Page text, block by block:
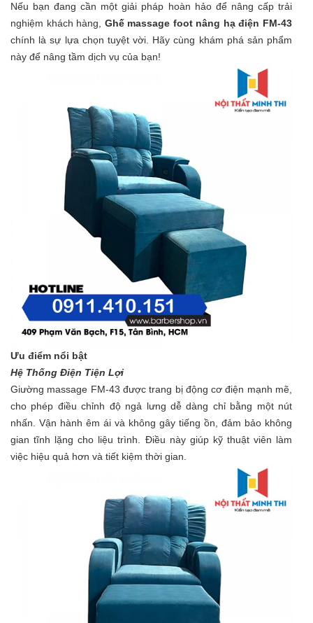
Nếu bạn đang cần một giải pháp hoàn hảo để nâng cấp trải
nghiệm khách hàng, Ghế massage foot nâng hạ điện FM-43
chính là sự lựa chọn tuyệt vời. Hãy cùng khám phá sản phẩm
này để nâng tầm dịch vụ của bạn!
Ưu điểm nổi bật
Hệ Thống Điện Tiện Lợi
Giường massage FM-43 được trang bị động cơ điện mạnh mẽ,
cho phép điều chỉnh độ ngả lưng dễ dàng chỉ bằng một nút
nhấn. Vận hành êm ái và không gây tiếng ồn, đảm bảo không
gian tĩnh lặng cho liệu trình. Điều này giúp kỹ thuật viên làm
việc hiệu quả hơn và tiết kiệm thời gian.